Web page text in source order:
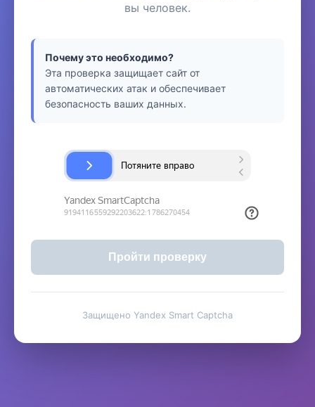
вы человек.
Почему это необходимо?
Эта проверка защищает сайт от
автоматических атак и обеспечивает
безопасность ваших данных.
Пройти проверку
Защищено Yandex Smart Captcha